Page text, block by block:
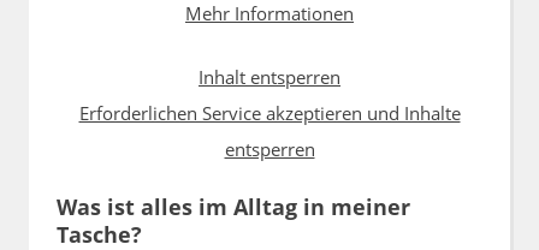
Mehr Informationen
Inhalt entsperren
Erforderlichen Service akzeptieren und Inhalte
entsperren
Was ist alles im Alltag in meiner
Tasche?